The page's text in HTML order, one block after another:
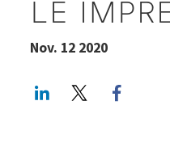
LE
Nov. 12 2020
LinkedInTwitter